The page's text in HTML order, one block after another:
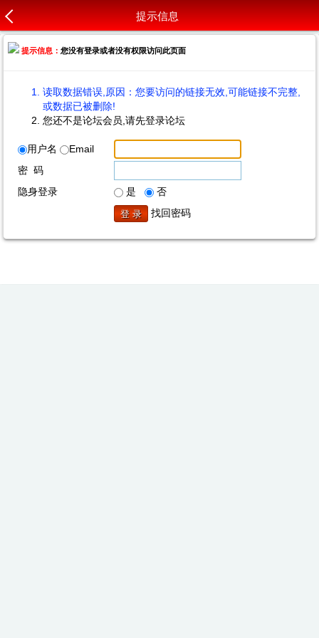
提示信息
提示信息：您没有登录或者没有权限访问此页面
读取数据错误,原因：您要访问的链接无效,可能链接不完整,
或数据已被删除!
您还不是论坛会员,请先登录论坛
用户名
Email
密 码
隐身登录
是
否
找回密码